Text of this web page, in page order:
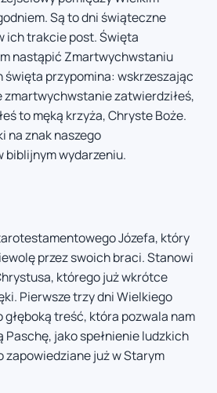
Są to dni świąteczne
ich trakcie post. Święta
nastąpić Zmartwychwstaniu
święta przypomina: wskrzeszając
zmartwychwstanie zatwierdziłeś,
to męką krzyża, Chryste Boże.
na znak naszego
biblijnym wydarzeniu.
Józefa, który
przez swoich braci. Stanowi
którego już wkrótce
Pierwsze trzy dni Wielkiego
głęboką treść, która pozwala nam
jako spełnienie ludzkich
zapowiedziane już w Starym